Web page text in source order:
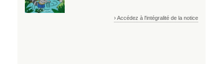
› Accédez à l'intégralité de la notice